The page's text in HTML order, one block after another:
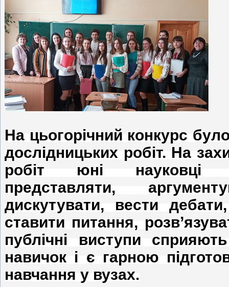
На цьогорічний конкурс
дослідницьких робіт. На
робіт юні науковці
представляти,
дискутувати, вести
ставити питання,
публічні виступи
навичок і є гарною
навчання у вузах.